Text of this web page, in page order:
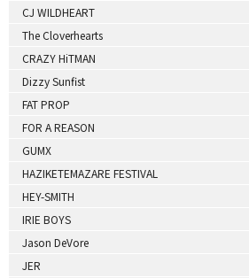
CJ WILDHEART
The Cloverhearts
CRAZY HiTMAN
Dizzy Sunfist
FAT PROP
FOR A REASON
GUMX
HAZIKETEMAZARE FESTIVAL
HEY-SMITH
IRIE BOYS
Jason DeVore
JER